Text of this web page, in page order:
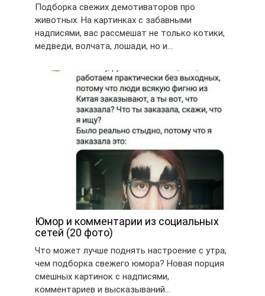
Подборка свежих демотиваторов про
животных. На картинках с забавными
надписями, вас рассмешат не только котики,
медведи, волчата, лошади, но и…
Юмор и комментарии из социальных
сетей (20 фото)
Что может лучше поднять настроение с утра,
чем подборка свежего юмора? Новая порция
смешных картинок с надписями,
комментариев и высказываний…